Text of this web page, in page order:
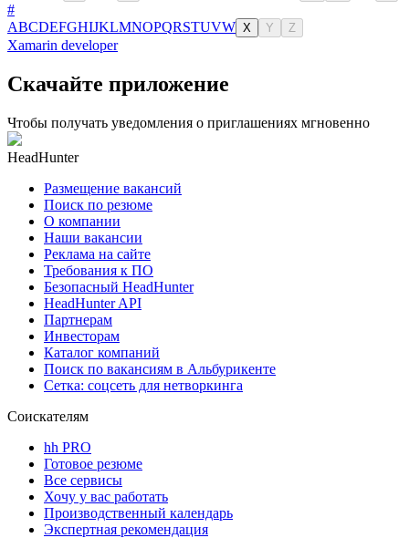
#
ABCDEFGHIJKLMNOPQRSTUVW X Y Z
Xamarin developer
Скачайте приложение
Чтобы получать уведомления о приглашениях мгновенно
HeadHunter
Размещение вакансий
Поиск по резюме
О компании
Наши вакансии
Реклама на сайте
Требования к ПО
Безопасный HeadHunter
HeadHunter API
Партнерам
Инвесторам
Каталог компаний
Поиск по вакансиям в Альбурикенте
Сетка: соцсеть для нетворкинга
Соискателям
hh PRO
Готовое резюме
Все сервисы
Хочу у вас работать
Производственный календарь
Экспертная рекомендация